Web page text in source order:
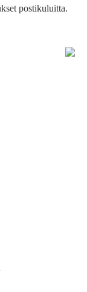
postikuluitta.